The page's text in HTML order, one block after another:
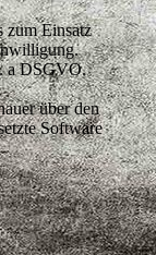
zum Einsatz
a DSGVO.
über den
Software